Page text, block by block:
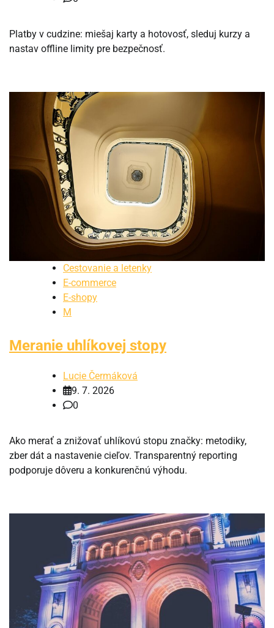
Platby v cudzine: miešaj karty a hotovosť, sleduj kurzy a
nastav offline limity pre bezpečnosť.
Cestovanie a letenky
E-commerce
E-shopy
M
Meranie uhlíkovej stopy
Lucie Čermáková
9. 7. 2026
0
Ako merať a znižovať uhlíkovú stopu značky: metodiky,
zber dát a nastavenie cieľov. Transparentný reporting
podporuje dôveru a konkurenčnú výhodu.